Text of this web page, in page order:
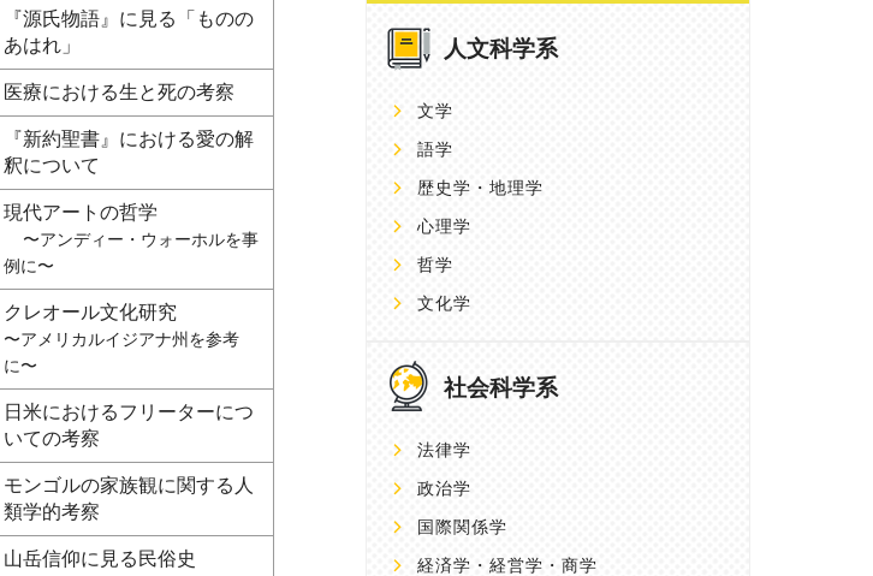
『源氏物語』に見る「ものの
あはれ」
医療における生と死の考察
『新約聖書』における愛の解
釈について
現代アートの哲学
〜アンディー・ウォーホルを事
例に〜
クレオール文化研究
〜アメリカルイジアナ州を参考
に〜
日米におけるフリーターにつ
いての考察
モンゴルの家族観に関する人
類学的考察
山岳信仰に見る民俗史
人文科学系
文学
語学
歴史学・地理学
心理学
哲学
文化学
社会科学系
法律学
政治学
国際関係学
経済学・経営学・商学